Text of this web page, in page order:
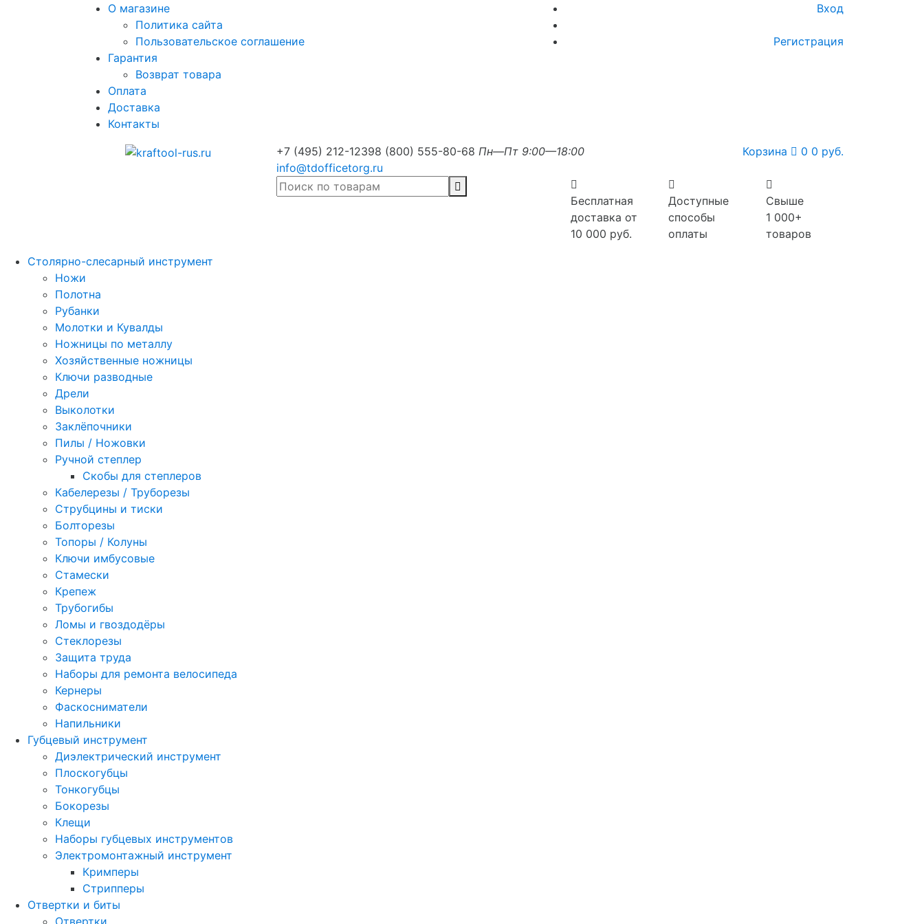
О магазине
Политика сайта
Пользовательское соглашение
Гарантия
Возврат товара
Оплата
Доставка
Контакты
Вход
Регистрация
+7 (495) 212-12398 (800) 555-80-68 Пн—Пт 9:00—18:00
info@tdofficetorg.ru
Корзина 0 0 руб.
Бесплатная
доставка от
10 000 руб.
Доступные
способы
оплаты
Свыше
1 000+
товаров
Столярно-слесарный инструмент
Ножи
Полотна
Рубанки
Молотки и Кувалды
Ножницы по металлу
Хозяйственные ножницы
Ключи разводные
Дрели
Выколотки
Заклёпочники
Пилы / Ножовки
Ручной степлер
Скобы для степлеров
Кабелерезы / Труборезы
Струбцины и тиски
Болторезы
Топоры / Колуны
Ключи имбусовые
Стамески
Крепеж
Трубогибы
Ломы и гвоздодёры
Стеклорезы
Защита труда
Наборы для ремонта велосипеда
Кернеры
Фаскосниматели
Напильники
Губцевый инструмент
Диэлектрический инструмент
Плоскогубцы
Тонкогубцы
Бокорезы
Клещи
Наборы губцевых инструментов
Электромонтажный инструмент
Кримперы
Стрипперы
Отвертки и биты
Отвертки